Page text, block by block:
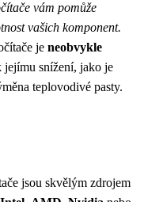
vám pomůže
vašich komponent.
je neobvykle
snížení, jako je
teplovodivé pasty.
jsou skvělým zdrojem